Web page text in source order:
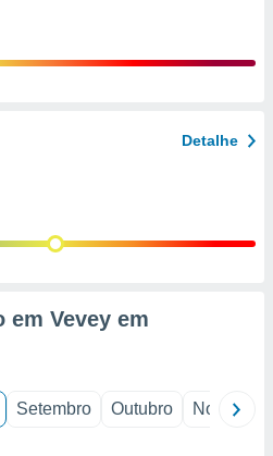
Detalhe
em Vevey em
Setembro Outubro Novembro